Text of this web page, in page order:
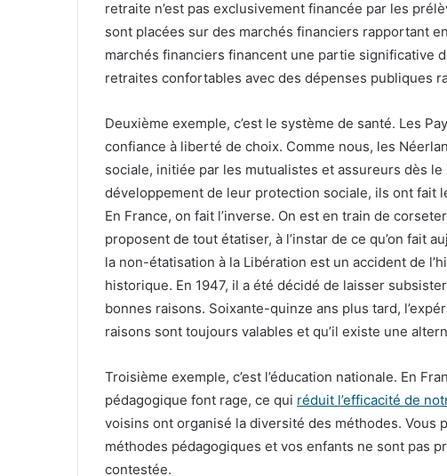
retraite n’est pas exclusivement financée par les
sont placées sur des marchés financiers rapportant
marchés financiers financent une partie significative
retraites confortables avec des dépenses publiques
Deuxième exemple, c’est le système de santé. Les
confiance à liberté de choix. Comme nous, les
sociale, initiée par les mutualistes et assureurs dès le
développement de leur protection sociale, ils ont fait
En France, on fait l’inverse. On est en train de
proposent de tout étatiser, à l’instar de ce qu’on fait
la non-étatisation à la Libération est un accident de
historique. En 1947, il a été décidé de laisser
bonnes raisons. Soixante-quinze ans plus tard,
raisons sont toujours valables et qu’il existe une
Troisième exemple, c’est l’éducation nationale. En
pédagogique font rage, ce qui réduit l’efficacité de
voisins ont organisé la diversité des méthodes. Vous
méthodes pédagogiques et vos enfants ne sont pas
contestée.